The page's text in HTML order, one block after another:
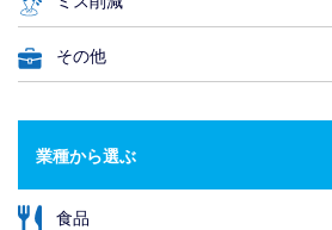
その他
業種から選ぶ
食品